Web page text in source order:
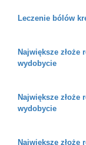
Leczenie bólów
Największe
wydobycie
Największe
wydobycie
Największe